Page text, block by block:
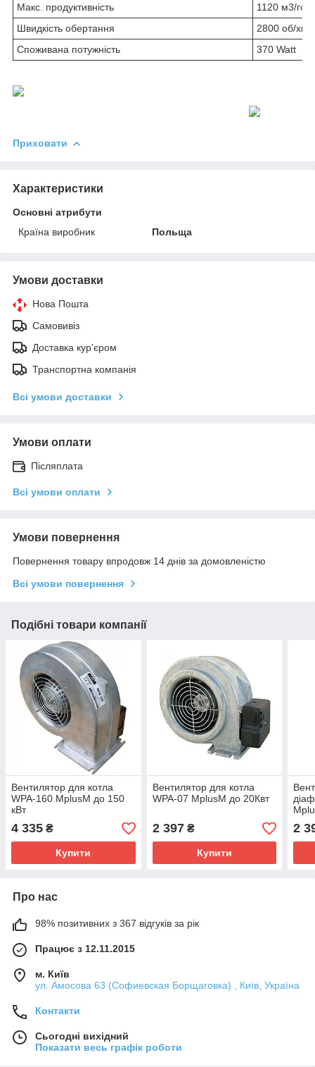
Макс. продуктивність
1120 м3/год
Швидкість обертання
2800 об/хв
Споживана потужність
370 Watt
Приховати
Характеристики
Основні атрибути
Країна виробник
Польща
Умови доставки
Нова Пошта
Самовивіз
Доставка кур'єром
Транспортна компанія
Всі умови доставки
Умови оплати
Післяплата
Всі умови оплати
Умови повернення
Повернення товару впродовж 14 днів за домовленістю
Всі умови повернення
Подібні товари компанії
Вентилятор для котла
WPA-160 МplusМ до 150
кВт
4 335 ₴
Купити
Вентилятор для котла
WPA-07 МplusМ до 20Квт
2 397₴
Купити
2
Про нас
98% позитивних з 367 відгуків за рік
Працює з 12.11.2015
м. Київ
ул. Амосова 63 (Софиевская Борщаговка) , Київ, Україна
Контакти
Сьогодні вихідний
Показати весь графік роботи